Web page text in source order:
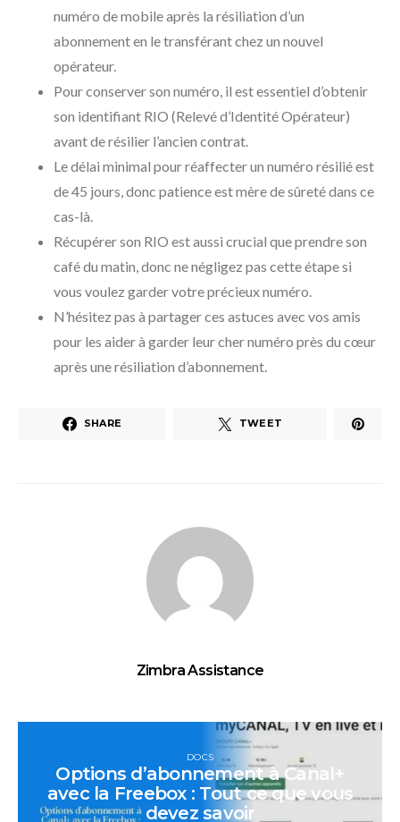
numéro de mobile après la résiliation d’un
abonnement en le transférant chez un nouvel
opérateur.
Pour conserver son numéro, il est essentiel d’obtenir
son identifiant RIO (Relevé d’Identité Opérateur)
avant de résilier l’ancien contrat.
Le délai minimal pour réaffecter un numéro résilié est
de 45 jours, donc patience est mère de sûreté dans ce
cas-là.
Récupérer son RIO est aussi crucial que prendre son
café du matin, donc ne négligez pas cette étape si
vous voulez garder votre précieux numéro.
N’hésitez pas à partager ces astuces avec vos amis
pour les aider à garder leur cher numéro près du cœur
après une résiliation d’abonnement.
SHARE TWEET
Zimbra Assistance
DOCS
Options d’abonnement à Canal+
avec la Freebox : Tout ce que vous
devez savoir